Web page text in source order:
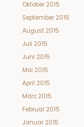
Oktober 2015
September 2015
August 2015
Juli 2015
Juni 2015
Mai 2015
April 2015
März 2015
Februar 2015
Januar 2015